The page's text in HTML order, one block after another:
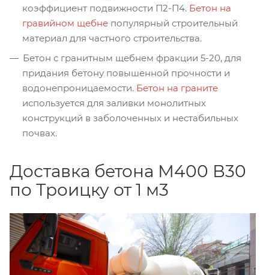
коэффициент подвижности П2-П4. Бетон на
гравийном щебне популярный строительный
материал для частного строительства.
Бетон с гранитным щебнем фракции 5-20, для
придания бетону повышенной прочности и
водонепроницаемости. Бетон на граните
используется для заливки монолитных
конструкций в заболоченных и нестабильных
почвах.
Доставка бетона М400 В30
по Троицку от 1 м3